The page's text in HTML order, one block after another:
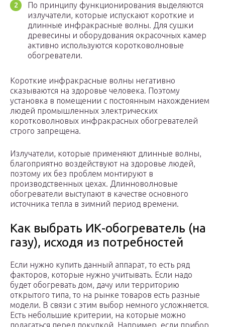
По принципу функционирования выделяются
излучатели, которые испускают короткие и
длинные инфракрасные волны. Для сушки
древесины и оборудования окрасочных камер
активно используются коротковолновые
обогреватели.
Короткие инфракрасные волны негативно
сказываются на здоровье человека. Поэтому
установка в помещении с постоянным нахождением
людей промышленных электрических
коротковолновых инфракрасных обогревателей
строго запрещена.
Излучатели, которые применяют длинные волны,
благоприятно воздействуют на здоровье людей,
поэтому их без проблем монтируют в
производственных цехах. Длинноволновые
обогреватели выступают в качестве основного
источника тепла в зимний период времени.
Как выбрать ИК-обогреватель (на
газу), исходя из потребностей
Если нужно купить данный аппарат, то есть ряд
факторов, которые нужно учитывать. Если надо
будет обогревать дом, дачу или территорию
открытого типа, то на рынке товаров есть разные
модели. В связи с этим выбор немного усложняется.
Есть небольшие критерии, на которые можно
полагаться перед покупкой. Например, если прибор